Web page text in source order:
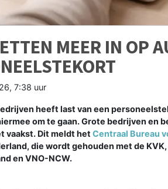
MEER IN OP
7:38 uur
heeft last van een
om te gaan. Grote bedrijven en
vaakst. Dit meldt het Centraal Bureau
die wordt gehouden met de
en VNO-NCW.